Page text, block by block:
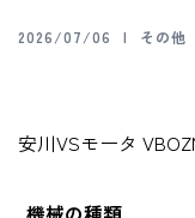
2026/07/06 その他
安川VSモータ